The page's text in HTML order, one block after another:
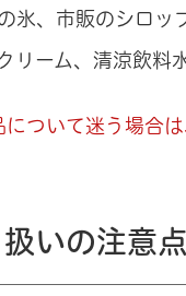
氷、市販のシロッ
リーム、清涼飲料
ついて迷う場合は
いの注意点